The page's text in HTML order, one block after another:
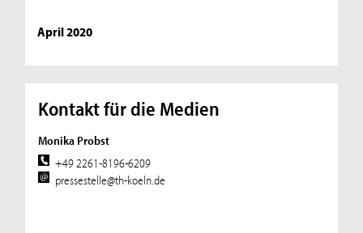
April 2020
Kontakt für die Medien
Monika Probst
+49 2261-8196-6209
pressestelle@th-koeln.de